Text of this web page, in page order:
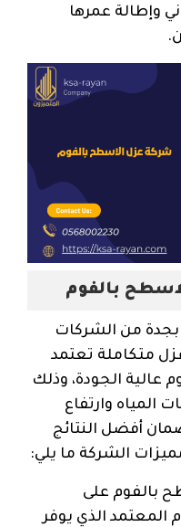
وإطالة عمرها
بالفوم
من الشركات
متكاملة تعتمد
عالية الجودة، وذلك
المياه وارتفاع
أفضل النتائج
الشركة ما يلي:
بالفوم على
المعتمد الذي يوفر